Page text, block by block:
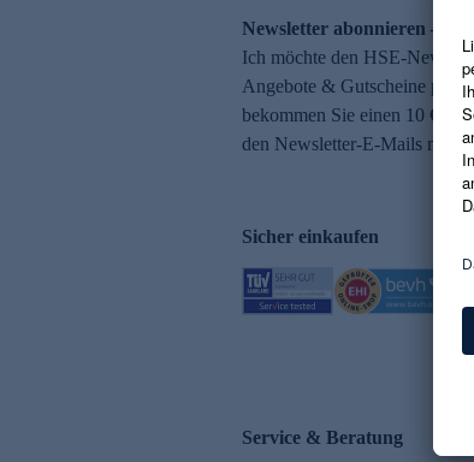
Newsletter abonnieren – 10
Ich möchte den HSE-
Angebote & Gutscheine per
bekommen Sie einen 10 €
den Newsletter-E-Mails
Sicher einkaufen
Service & Beratung